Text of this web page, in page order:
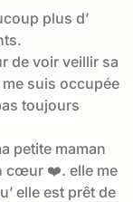
plus d’
de voir veillir sa
suis occupée
toujours
petite maman
cœur ❤️. elle me
elle est prêt de